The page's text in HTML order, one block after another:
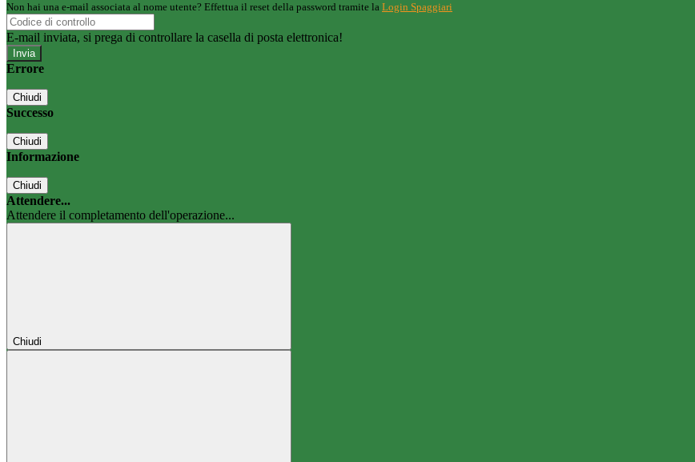
Non hai una e-mail associata al nome utente? Effettua il reset della password tramite la Login Spaggiari
E-mail inviata, si prega di controllare la casella di posta elettronica!
Errore
Chiudi
Successo
Chiudi
Informazione
Chiudi
Attendere...
Attendere il completamento dell'operazione...
Chiudi